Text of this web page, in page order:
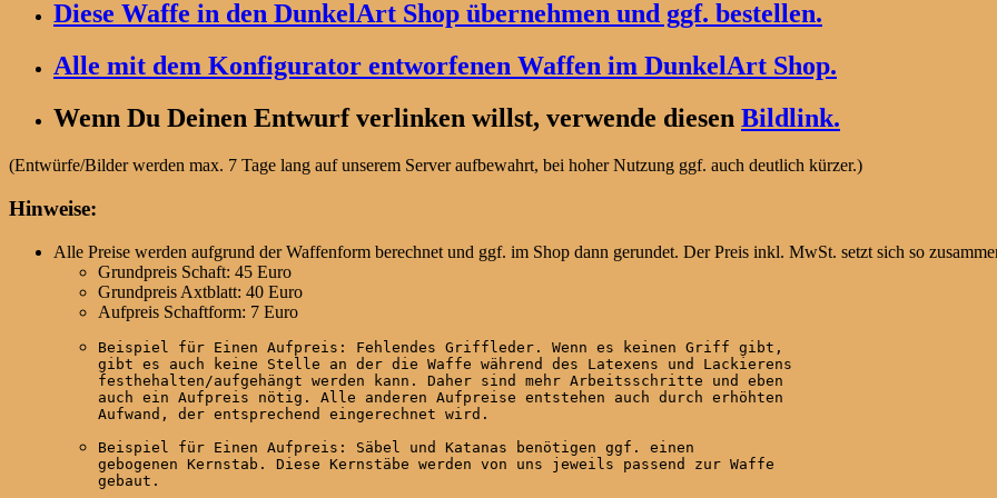
Diese Waffe in den DunkelArt Shop übernehmen und ggf. bestellen.
Alle mit dem Konfigurator entworfenen Waffen im DunkelArt Shop.
Wenn Du Deinen Entwurf verlinken willst, verwende diesen Bildlink.
(Entwürfe/Bilder werden max. 7 Tage lang auf unserem Server aufbewahrt, bei hoher Nutzung ggf. auch deutlich kürzer.)
Hinweise:
Alle Preise werden aufgrund der Waffenform berechnet und ggf. im Shop dann gerundet. Der Preis inkl. MwSt. setzt sich so
Grundpreis Schaft: 45 Euro
Grundpreis Axtblatt: 40 Euro
Aufpreis Schaftform: 7 Euro
Beispiel für Einen Aufpreis: Fehlendes Griffleder. Wenn es keinen Griff gibt,
gibt es auch keine Stelle an der die Waffe während des Latexens und Lackierens
festhehalten/aufgehängt werden kann. Daher sind mehr Arbeitsschritte und eben
auch ein Aufpreis nötig. Alle anderen Aufpreise entstehen auch durch erhöhten
Aufwand, der entsprechend eingerechnet wird.
Beispiel für Einen Aufpreis: Säbel und Katanas benötigen ggf. einen
gebogenen Kernstab. Diese Kernstäbe werden von uns jeweils passend zur Waffe
gebaut.